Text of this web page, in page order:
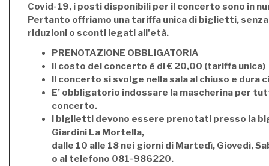
Covid-19, i posti disponibili per il concerto sono in
Pertanto offriamo una tariffa unica di biglietti,
riduzioni o sconti legati all'età.
PRENOTAZIONE OBBLIGATORIA
Il costo del concerto è di € 20,00 (tariffa unica)
Il concerto si svolge nella sala al chiuso e dura
E’ obbligatorio indossare la mascherina per
concerto.
I biglietti devono essere prenotati presso la
Giardini La Mortella,
dalle 10 alle 18 nei giorni di Martedì, Giovedì,
o al telefono 081-986220.